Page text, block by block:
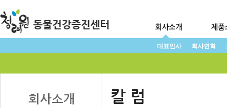
대표인사 회사연혁